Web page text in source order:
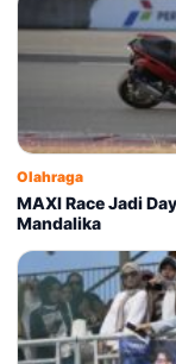
Olahraga
MAXI Race Jadi
Mandalika